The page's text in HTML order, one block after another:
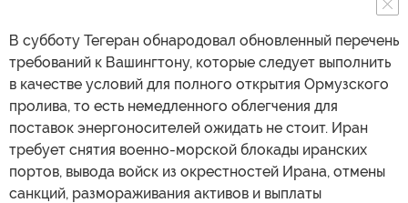
В субботу Тегеран обнародовал обновленный перечень
требований к Вашингтону, которые следует выполнить
в качестве условий для полного открытия Ормузского
пролива, то есть немедленного облегчения для
поставок энергоносителей ожидать не стоит. Иран
требует снятия военно-морской блокады иранских
портов, вывода войск из окрестностей Ирана, отмены
санкций, размораживания активов и выплаты